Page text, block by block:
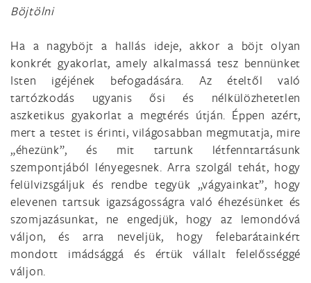
Böjtölni
Ha a nagyböjt a hallás ideje, akkor a böjt olyan
konkrét gyakorlat, amely alkalmassá tesz bennünket
Isten igéjének befogadására. Az ételtől való
tartózkodás ugyanis ősi és nélkülözhetetlen
aszketikus gyakorlat a megtérés útján. Éppen azért,
mert a testet is érinti, világosabban megmutatja, mire
„éhezünk”, és mit tartunk létfenntartásunk
szempontjából lényegesnek. Arra szolgál tehát, hogy
felülvizsgáljuk és rendbe tegyük „vágyainkat”, hogy
elevenen tartsuk igazságosságra való éhezésünket és
szomjazásunkat, ne engedjük, hogy az lemondóvá
váljon, és arra neveljük, hogy felebarátainkért
mondott imádsággá és értük vállalt felelősséggé
váljon.